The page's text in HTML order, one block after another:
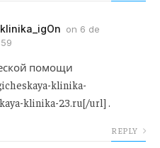
on 6 de
помощи
klinika-
klinika-23.ru[/url] .
REPLY